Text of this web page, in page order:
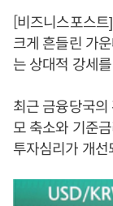
[비즈니스포스
크게 흔들린 가
는 상대적 강세
최근 금융당국
모 축소와 기준
투자심리가 개